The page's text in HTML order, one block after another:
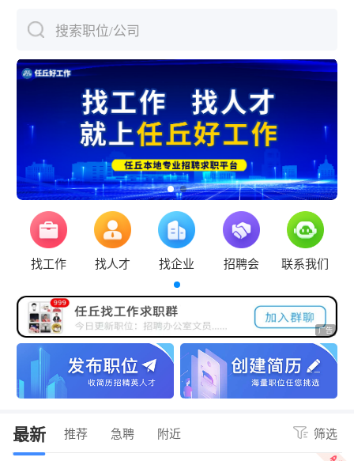
搜索职位/公司
找工作 找人才 找企业 招聘会 联系我们
最新 推荐 急聘 附近 筛选